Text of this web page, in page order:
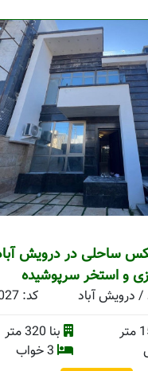
ساحلی در درویش
و استخر سرپوشیده
درویش آباد
کد: 2027
بنا 320 متر